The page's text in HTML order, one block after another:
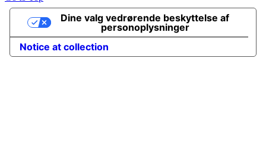
Notice at collection
Dine valg vedrørende beskyttelse af
personoplysninger